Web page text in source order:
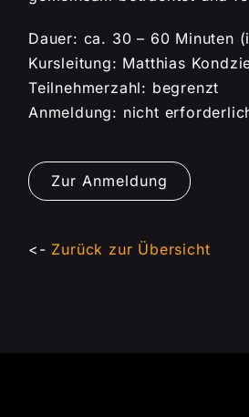
Dauer: ca. 30 – 60 Minuten
Kursleitung: Matthias
Teilnehmerzahl: begrenzt
Anmeldung: nicht
Zur Anmeldung
<- Zurück zur Übersicht